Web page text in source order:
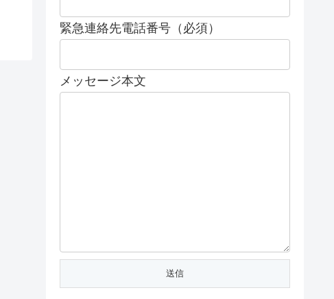
緊急連絡先電話番号（必須）
メッセージ本文